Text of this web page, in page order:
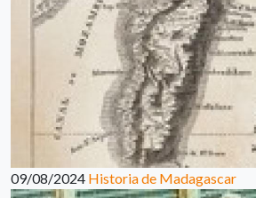
09/08/2024 Historia de Madagascar